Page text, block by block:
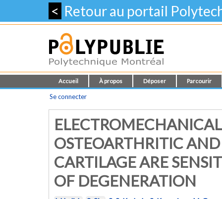
< Retour au portail
Accueil À propos Déposer Parcourir
Se connecter
OSTEOARTHRITIC
CARTILAGE ARE
OF DEGENERATION